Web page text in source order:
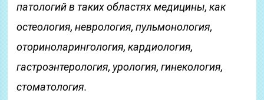
патологий в таких областях медицины, как
остеология, неврология, пульмонология,
оториноларингология, кардиология,
гастроэнтерология, урология, гинекология,
стоматология.